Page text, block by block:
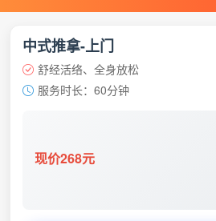
中式推拿-上门
舒经活络、全身放松
服务时长：60分钟
现价268元